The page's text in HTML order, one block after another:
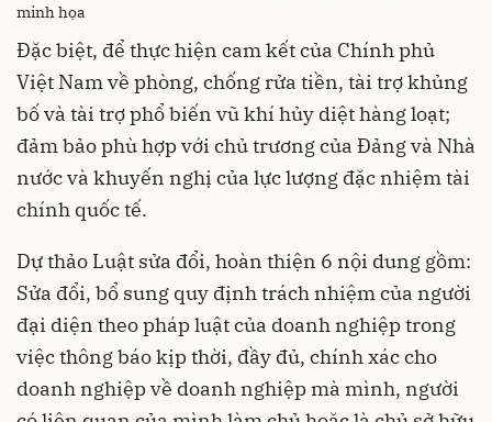
minh họa
Đặc biệt, để thực hiện cam kết của Chính phủ
Việt Nam về phòng, chống rửa tiền, tài trợ khủng
bố và tài trợ phổ biến vũ khí hủy diệt hàng loạt;
đảm bảo phù hợp với chủ trương của Đảng và Nhà
nước và khuyến nghị của lực lượng đặc nhiệm tài
chính quốc tế.
Dự thảo Luật sửa đổi, hoàn thiện 6 nội dung gồm:
Sửa đổi, bổ sung quy định trách nhiệm của người
đại diện theo pháp luật của doanh nghiệp trong
việc thông báo kịp thời, đầy đủ, chính xác cho
doanh nghiệp về doanh nghiệp mà mình, người